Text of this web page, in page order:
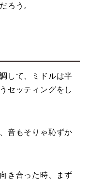
ろう。
して、ミドルは半
セッティングをし
音もそりゃ恥ずか
き合った時、まず